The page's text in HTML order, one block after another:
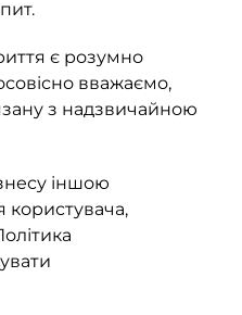
є розумно
вважаємо,
з надзвичайною
іншою
користувача,